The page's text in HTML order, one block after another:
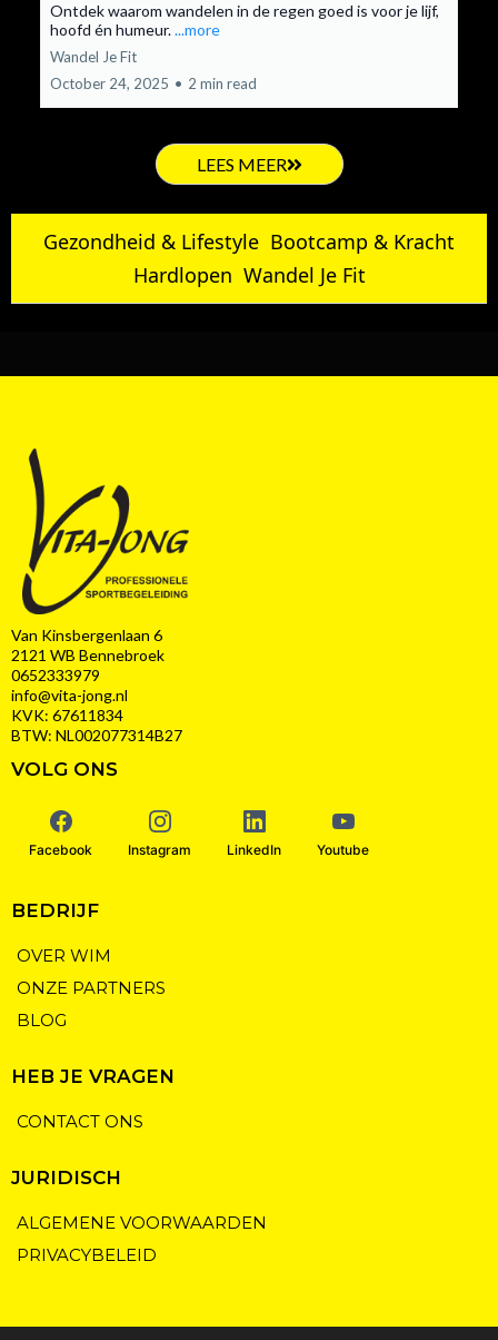
Ontdek waarom wandelen in de regen goed is voor je lijf,
hoofd én humeur....more
Wandel Je Fit
October 24, 2025 • 2 min read
LEES MEER
Gezondheid & Lifestyle Bootcamp & Kracht
Hardlopen Wandel Je Fit
Van Kinsbergenlaan 6
2121 WB Bennebroek
0652333979
info@vita-jong.nl
KVK: 67611834
BTW: NL002077314B27
VOLG ONS
Facebook Instagram LinkedIn Youtube
BEDRIJF
OVER WIM
ONZE PARTNERS
BLOG
HEB JE VRAGEN
CONTACT ONS
JURIDISCH
ALGEMENE VOORWAARDEN
PRIVACYBELEID